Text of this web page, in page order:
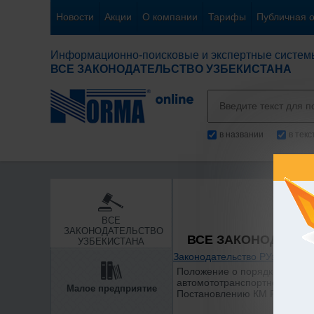
Новости Акции О компании Тарифы Публичная
Информационно-поисковые и экспертные
ВСЕ ЗАКОНОДАТЕЛЬСТВО УЗБЕКИСТАНА
в названии в
ВСЕ
ЗАКОНОДАТЕЛЬСТВО
УЗБЕКИСТАНА
Малое предприятие
ВСЕ
Законодательство РУз
Положение о порядке
автомототранспортного
Постановлению КМ РУз от